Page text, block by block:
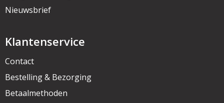
Nieuwsbrief
Klantenservice
Contact
Bestelling & Bezorging
Betaalmethoden